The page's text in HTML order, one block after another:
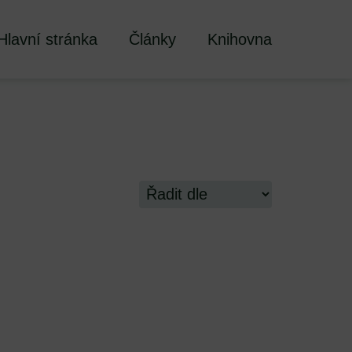
stránka Články Knihovna